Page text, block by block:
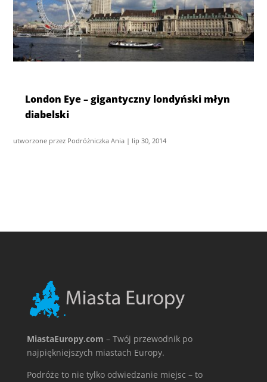
London Eye – gigantyczny londyński młyn
diabelski
utworzone przez Podróżniczka Ania | lip 30, 2014
MiastaEuropy.com – Twój przewodnik po
najpiękniejszych miastach Europy.
Podróże to nie tylko odwiedzanie miejsc – to